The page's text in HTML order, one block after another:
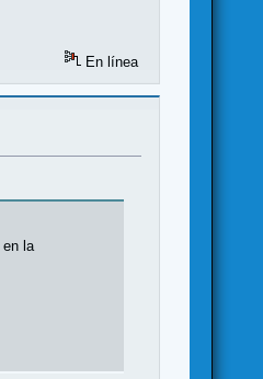
En línea
en la